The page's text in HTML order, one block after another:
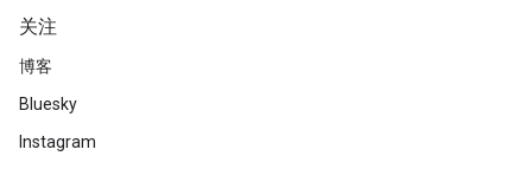
关注
博客
Bluesky
Instagram